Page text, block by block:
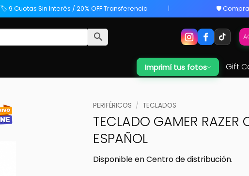
🏷️ 9 Cuotas Sin Interés / 20% OFF Transferencia 🛡️
Imprimí tus fotos Gift
PERIFÉRICOS / TECLADOS
TECLADO GAMER RAZER
ESPAÑOL
Disponible en Centro de distribución.